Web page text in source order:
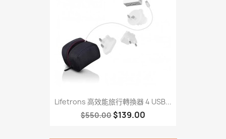
Lifetrons 高效能旅行轉換器 4 USB...
$550.00 $139.00